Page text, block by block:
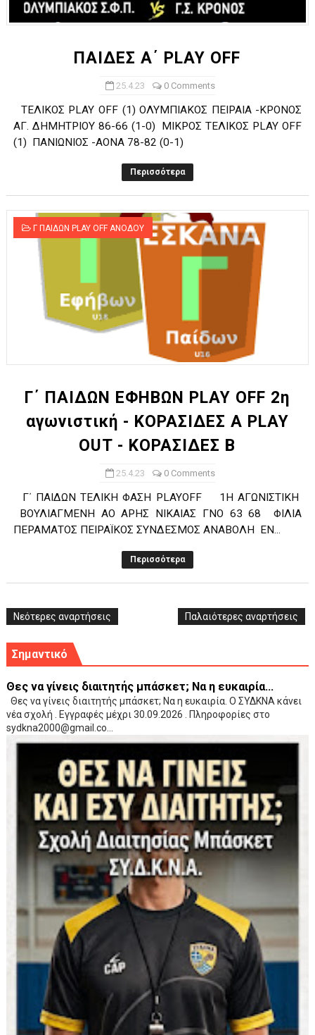
ΧΡΟΝΙΑ ΠΟΛΛΑ ΣΤΟ ΕΛΛΗΝΙΚΟ ΜΠΑΣΚΕΤ : 39Η ΕΠΕΤΕΙΟΣ ΑΠΟ
Ο δρόμος για τον 29ο τελικό κυπέλλου ανδρών ΕΣΚΑΝΑ
U21: Τεράστια πρόκριση για τον Πανελευσινιακό στον
Γ΄ανδρών play offs : "Σκληρό" καρύδι η Φιλία Περάματος
Play off B εφήβων Β φάση Στο f4 ΑΕ Ρέντη, Πέρα , Ερμής
ΠΑΙΔΕΣ Α΄ PLAY OFF
25.4.23 0 Comments
ΤΕΛΙΚΟΣ PLAY OFF (1) ΟΛΥΜΠΙΑΚΟΣ ΠΕΙΡΑΙΑ -ΚΡΟΝΟΣ
ΑΓ. ΔΗΜΗΤΡΙΟΥ 86-66 (1-0) ΜΙΚΡΟΣ ΤΕΛΙΚΟΣ PLAY OFF
(1) ΠΑΝΙΩΝΙΟΣ -ΑΟΝΑ 78-82 (0-1)
Περισσότερα
Γ ΠΑΙΔΩΝ PLAY OFF ΑΝΟΔΟΥ
Γ΄ ΠΑΙΔΩΝ ΕΦΗΒΩΝ PLAY OFF 2η
αγωνιστική - KOΡΑΣΙΔΕΣ A PLAY
OUT - ΚΟΡΑΣΙΔΕΣ Β
25.4.23 0 Comments
Γ΄ ΠΑΙΔΩΝ ΤΕΛΙΚΗ ΦΑΣΗ PLAYOFF 1Η ΑΓΩΝΙΣΤΙΚΗ
ΒΟΥΛΙΑΓΜΕΝΗ ΑΟ ΑΡΗΣ ΝΙΚΑΙΑΣ ΓΝΟ 63 68 ΦΙΛΙΑ
ΠΕΡΑΜΑΤΟΣ ΠΕΙΡΑΪΚΟΣ ΣΥΝΔΕΣΜΟΣ ANABOΛΗ ΕΝ...
Περισσότερα
Νεότερες αναρτήσεις Παλαιότερες αναρτήσεις
Σημαντικό
Θες να γίνεις διαιτητής μπάσκετ; Να η ευκαιρία...
Θες να γίνεις διαιτητής μπάσκετ; Να η ευκαιρία. Ο ΣΥΔΚΝΑ κάνει
νέα σχολή . Εγγραφές μέχρι 30.09.2026 . Πληροφορίες στο
sydkna2000@gmail.co...